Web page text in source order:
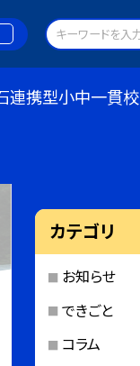
連携型小中一貫校
カテゴリ
お知らせ
できごと
コラム